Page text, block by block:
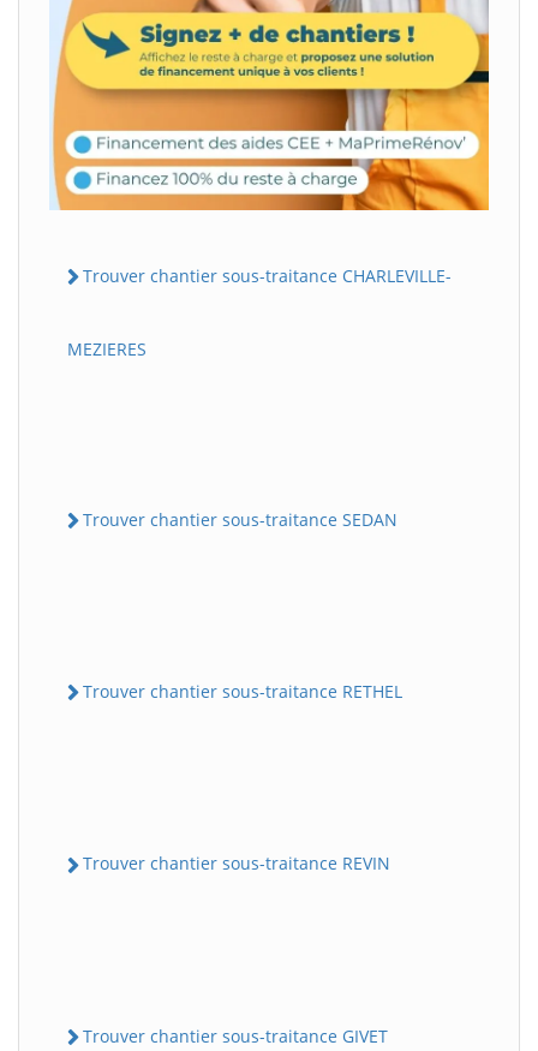
Trouver chantier sous-traitance CHARLEVILLE-
MEZIERES
Trouver chantier sous-traitance SEDAN
Trouver chantier sous-traitance RETHEL
Trouver chantier sous-traitance REVIN
Trouver chantier sous-traitance GIVET